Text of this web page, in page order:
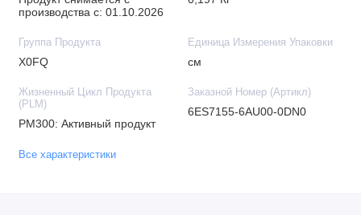
производства с: 01.10.2026
Группа Продукта
X0FQ
Единица Измерения Упаковки
см
Жизненный Цикл Продукта
(PLM)
PM300: Активный продукт
Заказной Номер (Артикл)
6ES7155-6AU00-0DN0
Все характеристики